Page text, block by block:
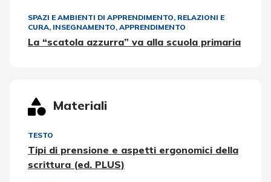
SPAZI E AMBIENTI DI APPRENDIMENTO, RELAZIONI E
CURA, INSEGNAMENTO, APPRENDIMENTO
La “scatola azzurra” va alla scuola primaria
Materiali
TESTO
Tipi di prensione e aspetti ergonomici della
scrittura (ed. PLUS)